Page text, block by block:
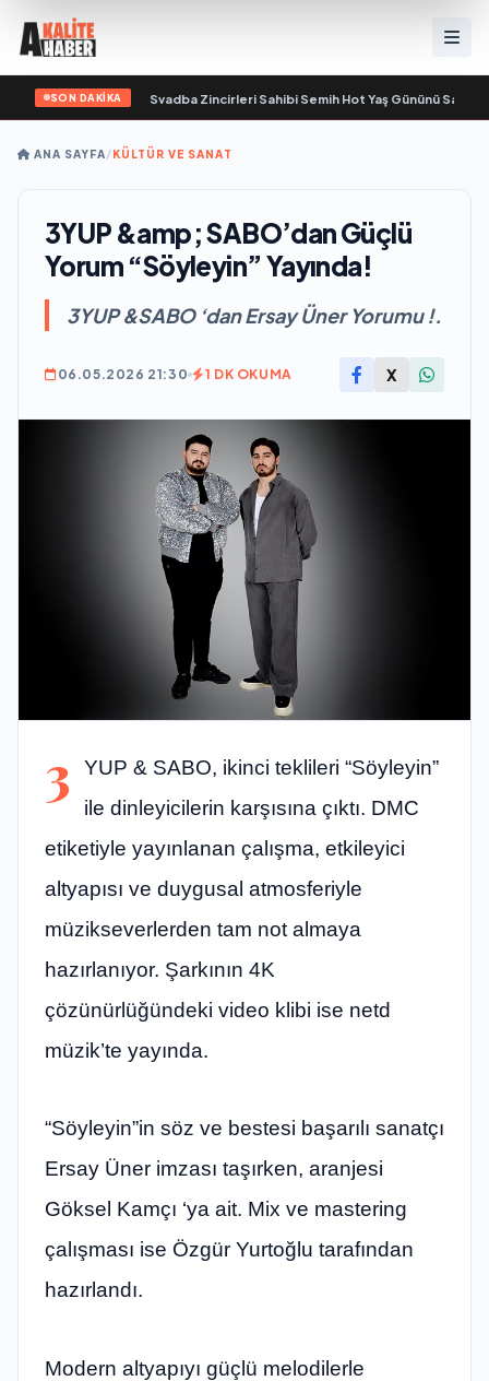
SON DAKİKA
yaşamını yitirdi• Svadba Zincirleri Sahibi Semih Hot Yaş Gününü Sanat
ANA SAYFA/KÜLTÜR VE SANAT
3YUP &amp; SABO’dan Güçlü
Yorum “Söyleyin” Yayında!
3YUP &SABO ‘dan Ersay Üner Yorumu !.
06.05.2026 21:30 1 DK OKUMA X
3
YUP & SABO, ikinci teklileri “Söyleyin”
ile dinleyicilerin karşısına çıktı. DMC
etiketiyle yayınlanan çalışma, etkileyici
altyapısı ve duygusal atmosferiyle
müzikseverlerden tam not almaya
hazırlanıyor. Şarkının 4K
çözünürlüğündeki video klibi ise netd
müzik’te yayında.
“Söyleyin”in söz ve bestesi başarılı sanatçı
Ersay Üner imzası taşırken, aranjesi
Göksel Kamçı ‘ya ait. Mix ve mastering
çalışması ise Özgür Yurtoğlu tarafından
hazırlandı.
Modern altyapıyı güçlü melodilerle